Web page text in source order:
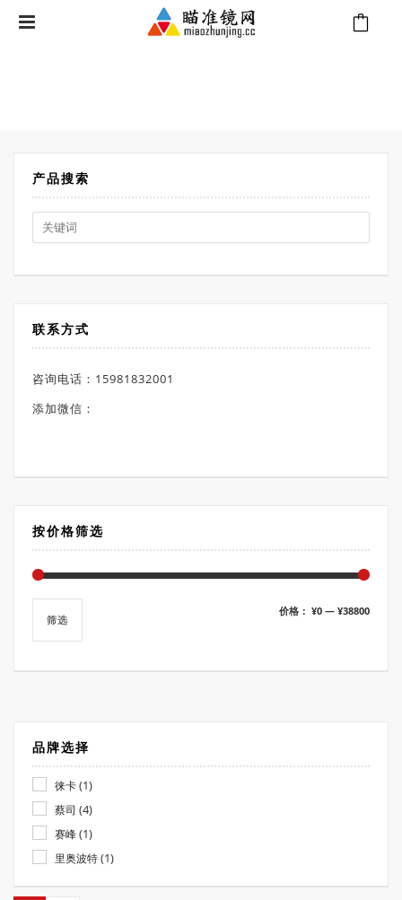
产品搜索
Search
for:
联系方式
咨询电话：15981832001
添加微信：
按价格筛选
最最
筛选
价格： ¥0 — ¥38800
品牌选择
徕卡(1)
蔡司 (4)
赛峰(1)
里奥波特(1)